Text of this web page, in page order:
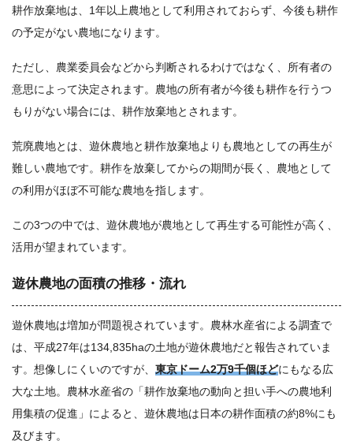
耕作放棄地は、1年以上農地として利用されておらず、今後も耕作
の予定がない農地になります。
ただし、農業委員会などから判断されるわけではなく、所有者の
意思によって決定されます。農地の所有者が今後も耕作を行うつ
もりがない場合には、耕作放棄地とされます。
荒廃農地とは、遊休農地と耕作放棄地よりも農地としての再生が
難しい農地です。耕作を放棄してからの期間が長く、農地として
の利用がほぼ不可能な農地を指します。
この3つの中では、遊休農地が農地として再生する可能性が高く、
活用が望まれています。
遊休農地の面積の推移・流れ
遊休農地は増加が問題視されています。農林水産省による調査で
は、平成27年は134,835haの土地が遊休農地だと報告されていま
す。想像しにくいのですが、 東京ドーム2万9千個ほどにもなる広
大な土地。農林水産省の「耕作放棄地の動向と担い手への農地利
用集積の促進」によると、遊休農地は日本の耕作面積の約8%にも
及びます。